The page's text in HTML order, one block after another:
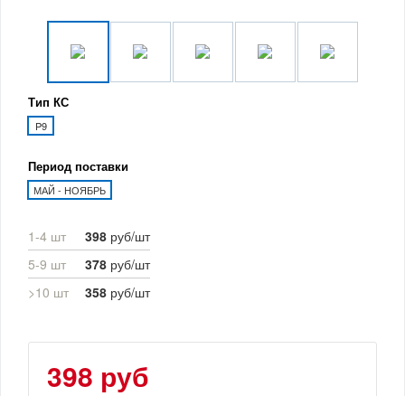
Тип КС
P9
Период поставки
МАЙ - НОЯБРЬ
1-4 шт 398 руб/шт
5-9 шт
378 руб/шт
>10 шт
358 руб/шт
398 руб